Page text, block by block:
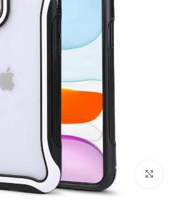
Click to enlarge